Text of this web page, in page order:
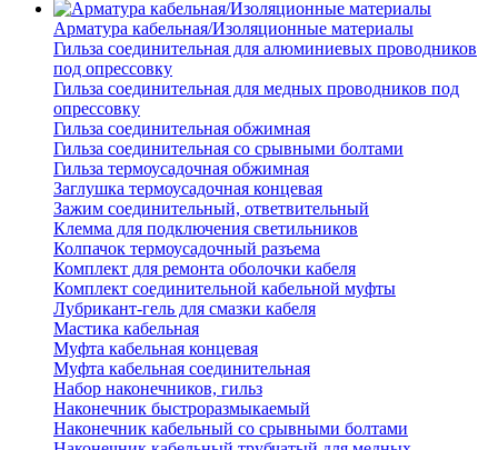
Арматура кабельная/Изоляционные материалы
Гильза соединительная для алюминиевых проводников
под опрессовку
Гильза соединительная для медных проводников под
опрессовку
Гильза соединительная обжимная
Гильза соединительная со срывными болтами
Гильза термоусадочная обжимная
Заглушка термоусадочная концевая
Зажим соединительный, ответвительный
Клемма для подключения светильников
Колпачок термоусадочный разъема
Комплект для ремонта оболочки кабеля
Комплект соединительной кабельной муфты
Лубрикант-гель для смазки кабеля
Мастика кабельная
Муфта кабельная концевая
Муфта кабельная соединительная
Набор наконечников, гильз
Наконечник быстроразмыкаемый
Наконечник кабельный со срывными болтами